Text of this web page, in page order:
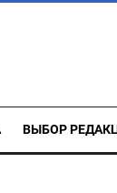
ВЫБОР